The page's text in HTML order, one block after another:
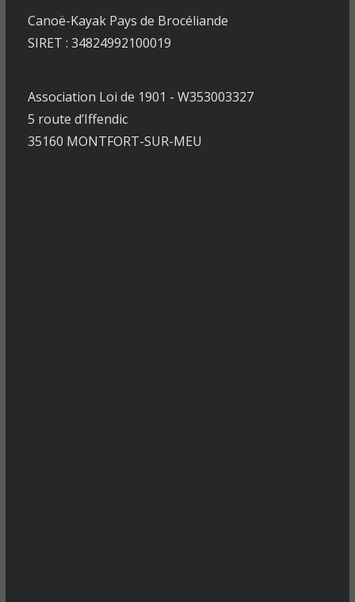
Canoë-Kayak Pays de Brocéliande
SIRET : 34824992100019
Association Loi de 1901 - W353003327
5 route d’Iffendic
35160 MONTFORT-SUR-MEU